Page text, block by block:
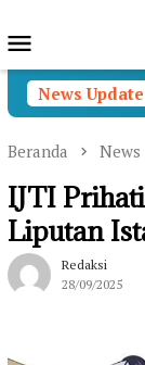
ke
Mobile
News Update
II Beralih ke
Beranda News
IJTI
Liputan
Redaksi
28/09/2025